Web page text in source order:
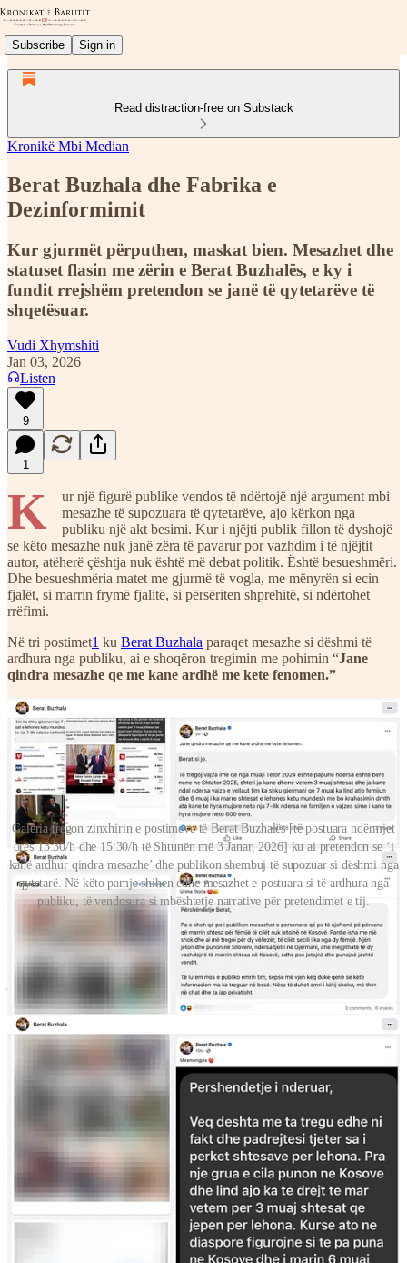
Subscribe Sign in
Read distraction-free on Substack
Kronikë Mbi Median
Berat Buzhala dhe Fabrika e
Dezinformimit
Kur gjurmët përputhen, maskat bien. Mesazhet dhe
statuset flasin me zërin e Berat Buzhalës, e ky i
fundit rrejshëm pretendon se janë të qytetarëve të
shqetësuar.
Vudi Xhymshiti
Jan 03, 2026
Listen
9
1
K
ur një figurë publike vendos të ndërtojë një argument mbi
mesazhe të supozuara të qytetarëve, ajo kërkon nga
publiku një akt besimi. Kur i njëjti publik fillon të dyshojë
se këto mesazhe nuk janë zëra të pavarur por vazhdim i të njëjtit
autor, atëherë çështja nuk është më debat politik. Është besueshmëri.
Dhe besueshmëria matet me gjurmë të vogla, me mënyrën si ecin
fjalët, si marrin frymë fjalitë, si përsëriten shprehitë, si ndërtohet
rrëfimi.
Në tri postimet1 ku Berat Buzhala paraqet mesazhe si dëshmi të
ardhura nga publiku, ai e shoqëron tregimin me pohimin “Jane
qindra mesazhe qe me kane ardhë me kete fenomen.”
Galeria tregon zinxhirin e postimeve të Berat Buzhalës [të postuara ndërmjet
orës 13:30/h dhe 15:30/h të Shtunën më 3 Janar, 2026] ku ai pretendon se ‘i
kanë ardhur qindra mesazhe’ dhe publikon shembuj të supozuar si dëshmi nga
qytetarë. Në këto pamje shihen edhe mesazhet e postuara si të ardhura nga
publiku, të vendosura si mbështetje narrative për pretendimet e tij.
Pastaj i vendos ato mesazhe në qendër të argumentit. Njëri mesazh
fillon me “Pershendetje Berat” dhe vazhdon me një histori të tipit
“Pardje isha me nje shok dhe ai me tregoi per dy vellezer” ku njëri
jeton në Slloveni dhe tjetri në Gjermani, por “megjithate te dy
vazhdojne te marrin shtesa ne Kosove.” Mesazhi mbyllet me një
kërkesë mbrojtëse “Te lutem mos e publiko emrin tim” dhe me një
ofertë për komunikim privat “me thirr ne chat.”
Tjetri mesazh hapet me “Berat si je.” dhe pastaj, pa ndalesa e pa
rend, i vë datat njëra mbi tjetrën, “nga muaji Tetor 2024 eshte
papune” “eshte bere nene ne Shtator 2025” “ja kane dhene vetem 3
kane te hyra mujore neto nja 7-8k” “ndersa ne familjen e vajzes sime
i kane te hyra mujore neto 600 euro.”
Këto dy mesazhe u trajtuan fillimisht si dy zëra të ndryshëm. Por në
momentin që lexohen pranë shkrimit të vetë Buzhalës, fillojnë të
duken si të afërm të ngushtë, jo si të panjohur. Në një nga postimet e
tij ai shkruan “Une personalisht njoh plottt qe vijne cdo 5-6 muje ne
Kosove, e marrin pensionin edhe ia shkellin prape per ne Bashkim
Evropian.” Pastaj “Ama ky abuzim nuk eshte i izolume.” Pastaj “E